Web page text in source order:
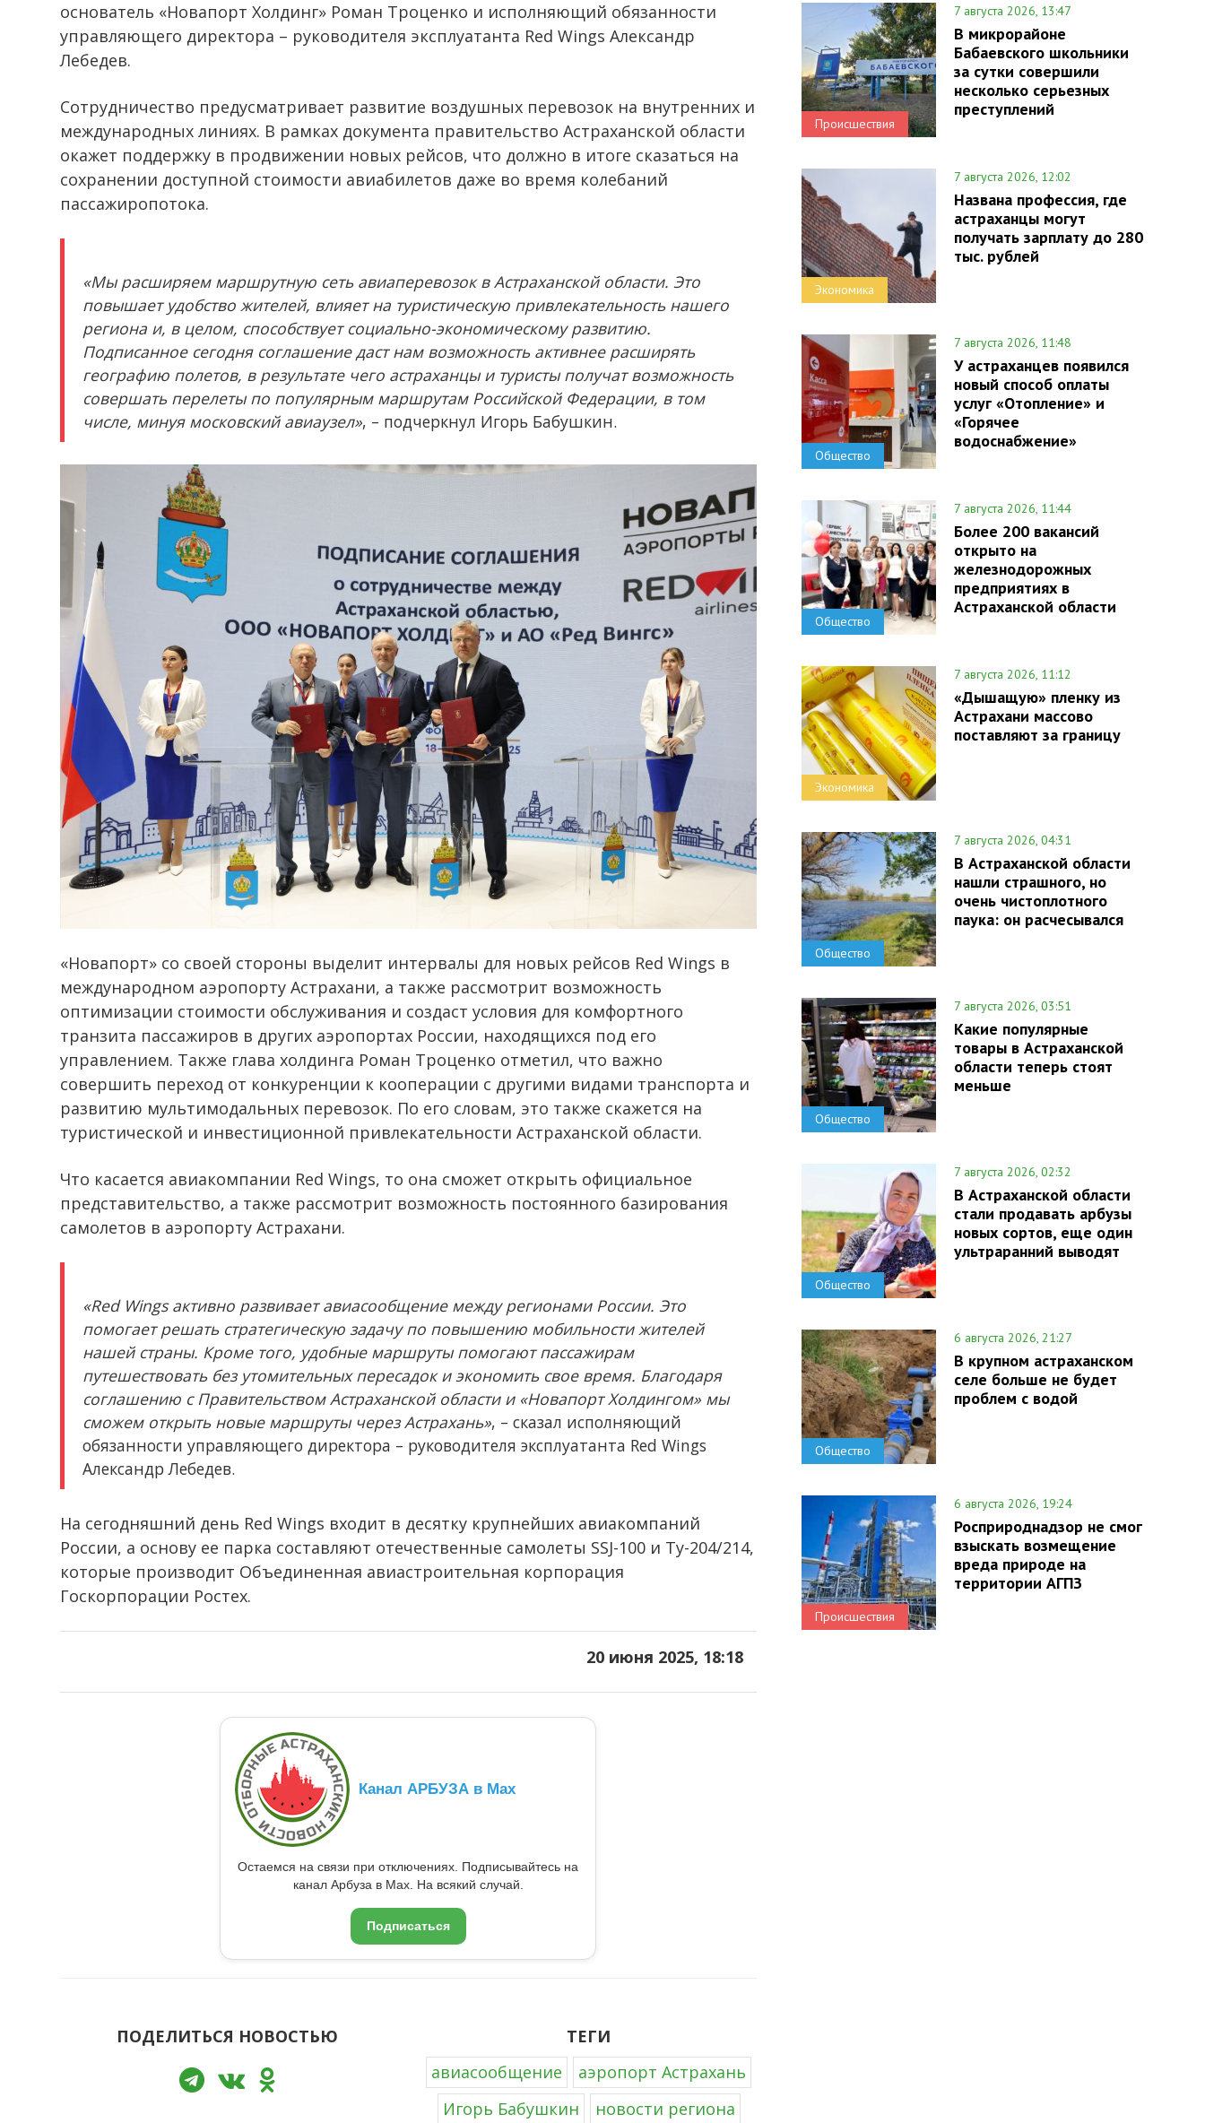
основатель «Новапорт Холдинг» Роман Троценко и исполняющий обязанности
управляющего директора – руководителя эксплуатанта Red Wings Александр
Лебедев.
Сотрудничество предусматривает развитие воздушных перевозок на внутренних и
международных линиях. В рамках документа правительство Астраханской области
окажет поддержку в продвижении новых рейсов, что должно в итоге сказаться на
сохранении доступной стоимости авиабилетов даже во время колебаний
пассажиропотока.
«Мы расширяем маршрутную сеть авиаперевозок в Астраханской области. Это
повышает удобство жителей, влияет на туристическую привлекательность нашего
региона и, в целом, способствует социально-экономическому развитию.
Подписанное сегодня соглашение даст нам возможность активнее расширять
географию полетов, в результате чего астраханцы и туристы получат возможность
совершать перелеты по популярным маршрутам Российской Федерации, в том
числе, минуя московский авиаузел», – подчеркнул Игорь Бабушкин.
«Новапорт» со своей стороны выделит интервалы для новых рейсов Red Wings в
международном аэропорту Астрахани, а также рассмотрит возможность
оптимизации стоимости обслуживания и создаст условия для комфортного
транзита пассажиров в других аэропортах России, находящихся под его
управлением. Также глава холдинга Роман Троценко отметил, что важно
совершить переход от конкуренции к кооперации с другими видами транспорта и
развитию мультимодальных перевозок. По его словам, это также скажется на
туристической и инвестиционной привлекательности Астраханской области.
Что касается авиакомпании Red Wings, то она сможет открыть официальное
представительство, а также рассмотрит возможность постоянного базирования
самолетов в аэропорту Астрахани.
«Red Wings активно развивает авиасообщение между регионами России. Это
помогает решать стратегическую задачу по повышению мобильности жителей
нашей страны. Кроме того, удобные маршруты помогают пассажирам
путешествовать без утомительных пересадок и экономить свое время. Благодаря
соглашению с Правительством Астраханской области и «Новапорт Холдингом» мы
сможем открыть новые маршруты через Астрахань», – сказал исполняющий
обязанности управляющего директора – руководителя эксплуатанта Red Wings
Александр Лебедев.
На сегодняшний день Red Wings входит в десятку крупнейших авиакомпаний
России, а основу ее парка составляют отечественные самолеты SSJ-100 и Ту-204/214,
которые производит Объединенная авиастроительная корпорация
Госкорпорации Ростех.
20 июня 2025, 18:18
Канал АРБУЗА в Max
Остаемся на связи при отключениях. Подписывайтесь на
канал Арбуза в Max. На всякий случай.
Подписаться
ПОДЕЛИТЬСЯ НОВОСТЬЮ
ТЕГИ
авиасообщение
аэропорт Астрахань
Игорь Бабушкин
новости региона
Происшествия
7 августа 2026, 13:47
В микрорайоне
Бабаевского школьники
за сутки совершили
несколько серьезных
преступлений
Экономика
7 августа 2026, 12:02
Названа профессия, где
астраханцы могут
получать зарплату до 280
тыс. рублей
Общество
7 августа 2026, 11:48
У астраханцев появился
новый способ оплаты
услуг «Отопление» и
«Горячее
водоснабжение»
Общество
7 августа 2026, 11:44
Более 200 вакансий
открыто на
железнодорожных
предприятиях в
Астраханской области
Экономика
7 августа 2026, 11:12
«Дышащую» пленку из
Астрахани массово
поставляют за границу
Общество
7 августа 2026, 04:31
В Астраханской области
нашли страшного, но
очень чистоплотного
паука: он расчесывался
Общество
7 августа 2026, 03:51
Какие популярные
товары в Астраханской
области теперь стоят
меньше
Общество
7 августа 2026, 02:32
В Астраханской области
стали продавать арбузы
новых сортов, еще один
ультраранний выводят
Общество
6 августа 2026, 21:27
В крупном астраханском
селе больше не будет
проблем с водой
Происшествия
6 августа 2026, 19:24
Росприроднадзор не смог
взыскать возмещение
вреда природе на
территории АГПЗ